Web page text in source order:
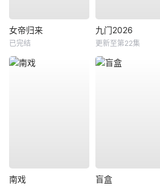
女帝归来
已完结
九门2026
更新至第22集
南戏 盲盒